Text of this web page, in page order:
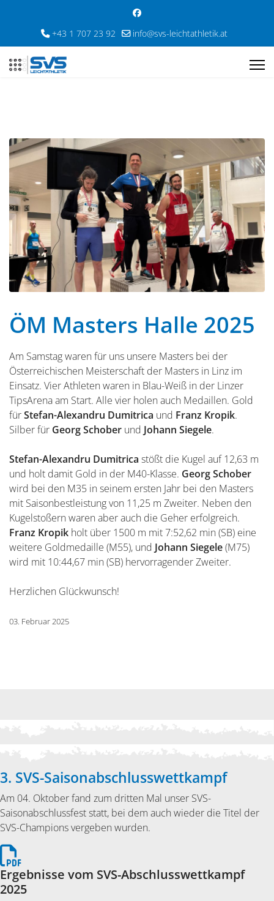
+43 1 707 23 92 info@svs-leichtathletik.at
ÖM Masters Halle 2025
Am Samstag waren für uns unsere Masters bei der
Österreichischen Meisterschaft der Masters in Linz im
Einsatz. Vier Athleten waren in Blau-Weiß in der Linzer
TipsArena am Start. Alle vier holen auch Medaillen. Gold
fürStefan-Alexandru Dumitrica und Franz Kropik.
Silber für Georg Schober und Johann Siegele.
Stefan-Alexandru Dumitrica stößt die Kugel auf 12,63 m
und holt damit Gold in der M40-Klasse. Georg Schober
wird bei den M35 in seinem ersten Jahr bei den Masters
mit Saisonbestleistung von 11,25 m Zweiter. Neben den
Kugelstoßern waren aber auch die Geher erfolgreich.
Franz Kropik holt über 1500 m mit 7:52,62 min (SB) eine
weitere Goldmedaille (M55), und Johann Siegele(M75)
wird mit 10:44,67 min (SB) hervorragender Zweiter.
Herzlichen Glückwunsch!
03. Februar 2025
3. SVS-Saisonabschlusswettkampf
Am 04. Oktober fand zum dritten Mal unser SVS-
Saisonabschlussfest statt, bei dem auch wieder die Titel der
SVS-Champions vergeben wurden.
Ergebnisse vom SVS-Abschlusswettkampf
2025